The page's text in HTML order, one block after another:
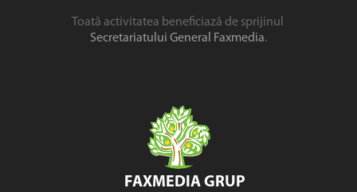
Toată activitatea beneficiază de sprijinul
Secretariatului General Faxmedia.
FAXMEDIA GRUP